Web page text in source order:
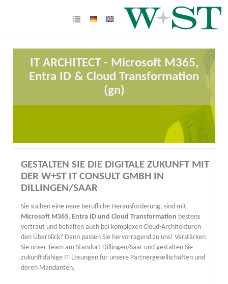
IT ARCHITECT - Microsoft M365,
Entra ID & Cloud Transformation
(gn)
GESTALTEN SIE DIE DIGITALE ZUKUNFT MIT
DER W+ST IT CONSULT GMBH IN
DILLINGEN/SAAR
Sie suchen eine neue berufliche Herausforderung, sind mit
Microsoft M365, Entra ID und Cloud Transformation bestens
vertraut und behalten auch bei komplexen Cloud-Architekturen
den Überblick? Dann passen Sie hervorragend zu uns! Verstärken
Sie unser Team am Standort Dillingen/Saar und gestalten Sie
zukunftsfähige IT-Lösungen für unsere Partnergesellschaften und
deren Mandanten.